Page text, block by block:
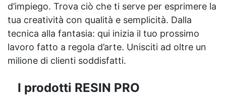
d’impiego. Trova ciò che ti serve per esprimere la
tua creatività con qualità e semplicità. Dalla
tecnica alla fantasia: qui inizia il tuo prossimo
lavoro fatto a regola d’arte. Unisciti ad oltre un
milione di clienti soddisfatti.
I prodotti RESIN PRO